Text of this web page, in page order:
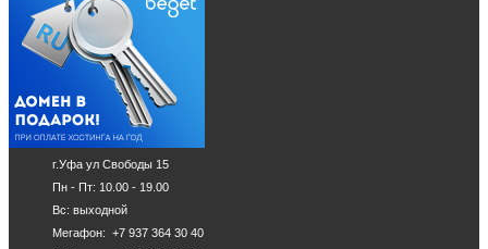
г.Уфа ул Свободы 15
Пн - Пт: 10.00 - 19.00
Вс: выходной
Мегафон: +7 937 364 30 40